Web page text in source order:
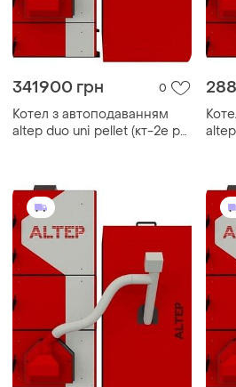
341900 грн 0
Котел з автоподаванням
altep duo uni pellet (кт-2e pg)